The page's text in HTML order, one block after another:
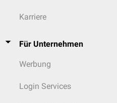
Karriere
Für Unternehmen
Werbung
Login Services